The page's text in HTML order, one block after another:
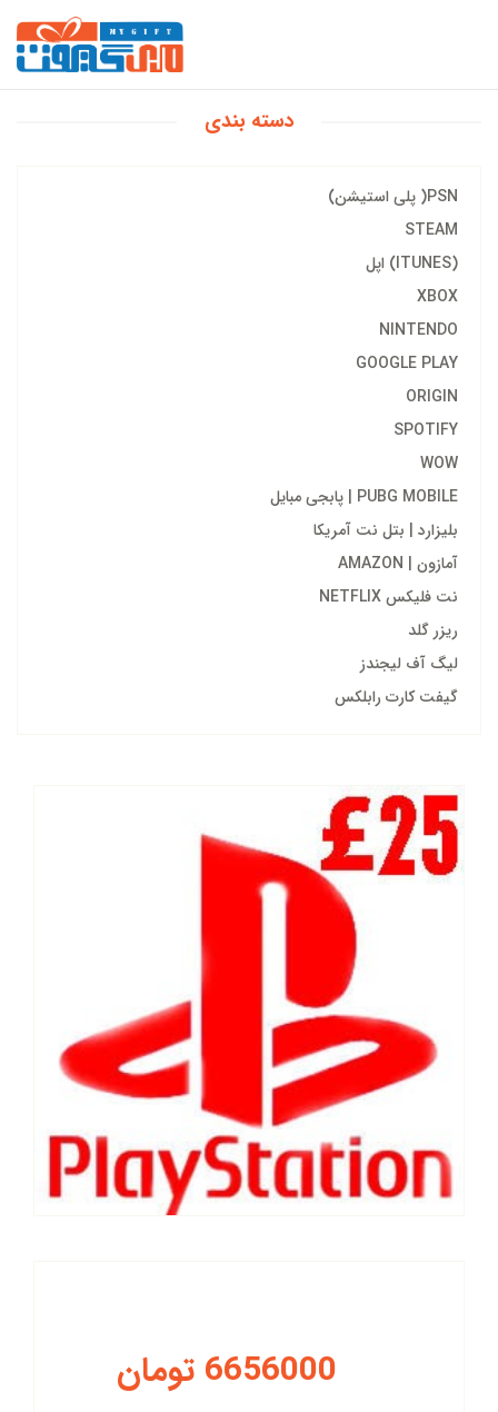
دسته بندی
PSN( پلی استیشن)
STEAM
(ITUNES) اپل
XBOX
NINTENDO
GOOGLE PLAY
ORIGIN
SPOTIFY
WOW
PUBG MOBILE | پابجی مبایل
بلیزارد | بتل نت آمریکا
آمازون | AMAZON
نت فلیکس NETFLIX
ریزر گلد
لیگ آف لیجندز
گیفت کارت رابلکس
6656000 تومان